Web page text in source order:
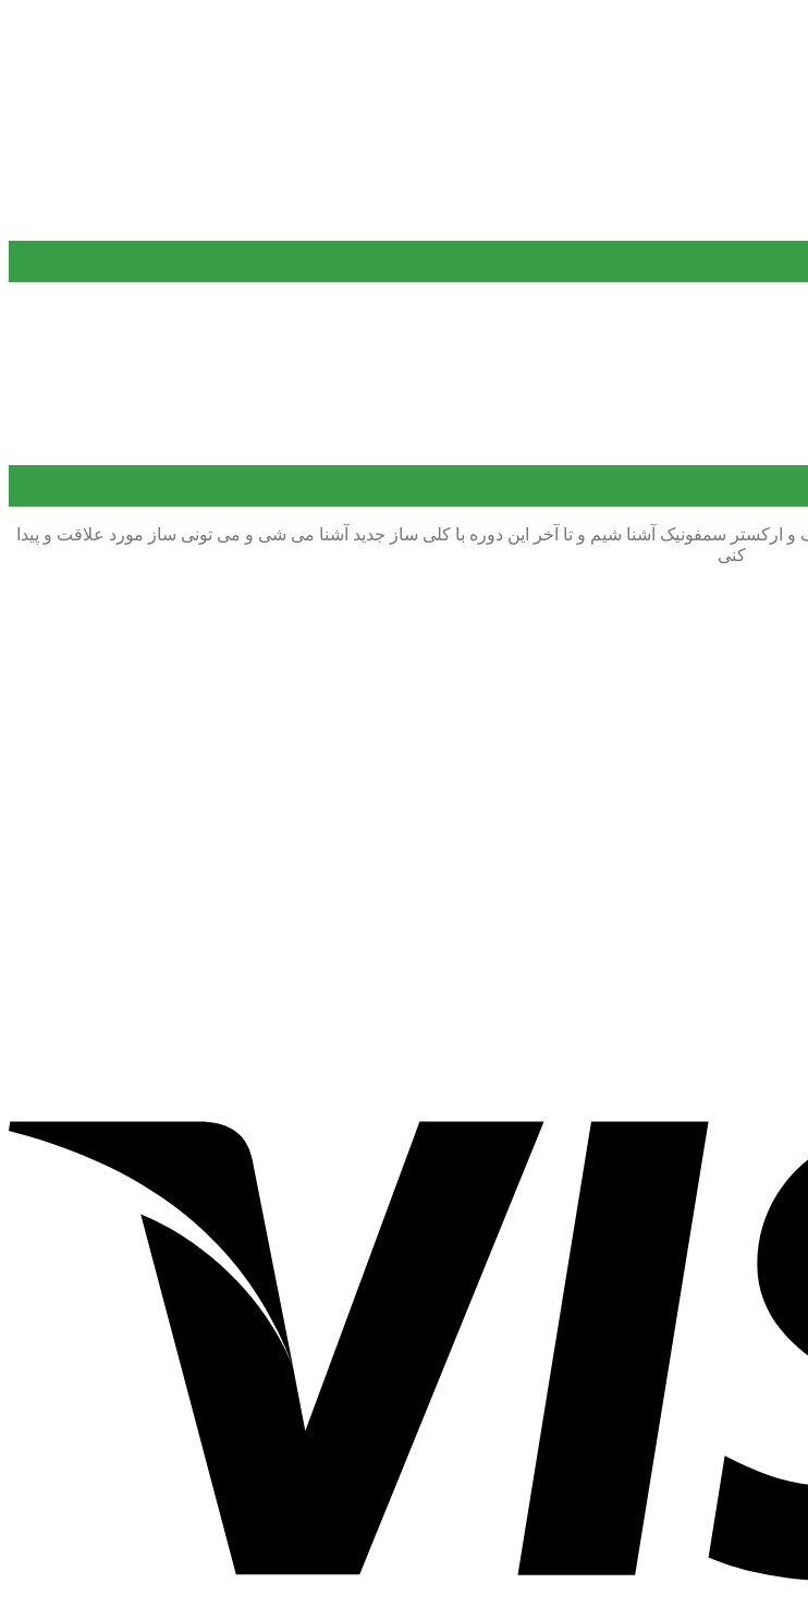
سمفونیک آشنا شیم و تا آخر این دوره با کلی ساز جدید آشنا می شی و می تونی ساز مورد علاقت و پیدا
کنی